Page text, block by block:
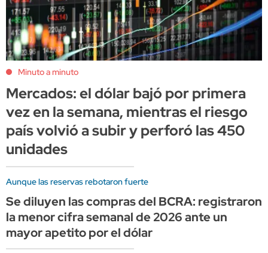
Minuto a minuto
Mercados: el dólar bajó por primera
vez en la semana, mientras el riesgo
país volvió a subir y perforó las 450
unidades
Aunque las reservas rebotaron fuerte
Se diluyen las compras del BCRA: registraron
la menor cifra semanal de 2026 ante un
mayor apetito por el dólar